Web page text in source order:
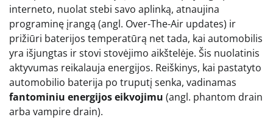
interneto, nuolat stebi savo aplinką, atnaujina
programinę įrangą (angl. Over-The-Air updates) ir
prižiūri baterijos temperatūrą net tada, kai automobilis
yra išjungtas ir stovi stovėjimo aikštelėje. Šis nuolatinis
aktyvumas reikalauja energijos. Reiškinys, kai pastatyto
automobilio baterija po truputį senka, vadinamas
fantominiu energijos eikvojimu (angl. phantom drain
arba vampire drain).